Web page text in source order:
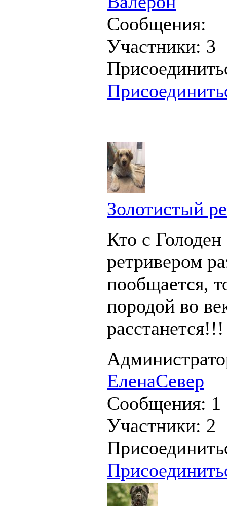
Сообщения:
Участники: 3
Золотистый
Кто с Голоден
ретривером
пообщается,
породой во
расстанется!!!
ЕленаСевер
Сообщения: 1
Участники: 2